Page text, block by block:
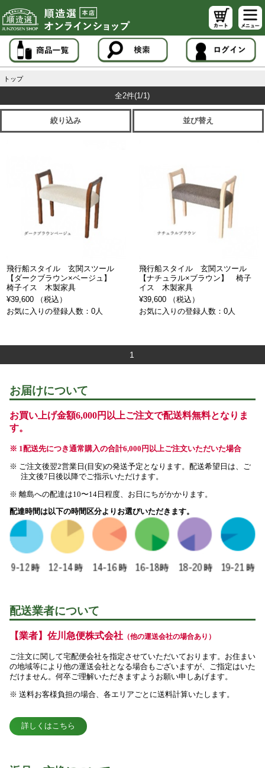
トップ
全2件(1/1)
絞り込み 並び替え
飛行船スタイル 玄関スツール
【ダークブラウン×ベージュ】
椅子イス 木製家具
¥39,600 （税込）
お気に入りの登録人数：0人
飛行船スタイル 玄関スツール
【ナチュラル×ブラウン】 椅子
イス 木製家具
¥39,600 （税込）
お気に入りの登録人数：0人
1